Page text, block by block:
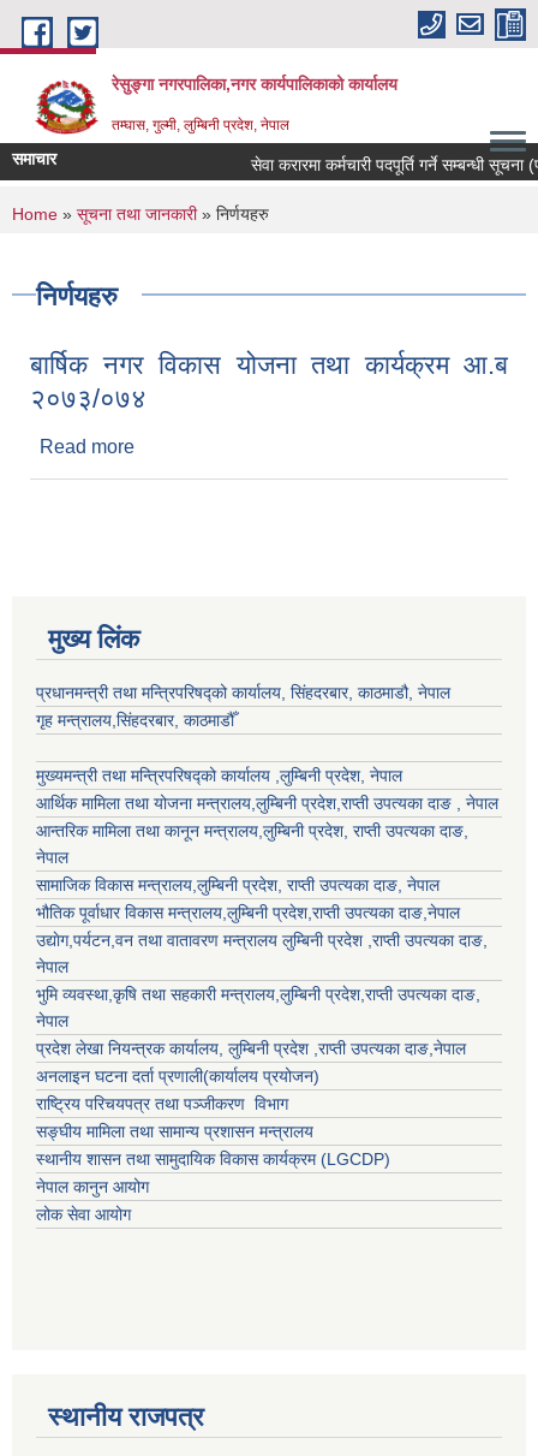
Skip to main content
रेसुङ्गा नगरपालिका,नगर कार्यपालिकाको कार्यालय
तम्घास, गुल्मी, लुम्बिनी प्रदेश, नेपाल
समाचार सेवा करारमा कर्मचारी पदपूर्ति गर्ने सम्बन्धी सूचना
You are here
Home » सूचना तथा जानकारी» निर्णयहरु
निर्णयहरु
बार्षिक नगर विकास योजना तथा कार्यक्रम आ.ब
२०७३/०७४
Read more
मुख्य लिंक
प्रधानमन्त्री तथा मन्त्रिपरिषद्को कार्यालय, सिंहदरबार, काठमाडौ, नेपाल
गृह मन्त्रालय,सिंहदरबार, काठमाडौँ
मुख्यमन्त्री तथा मन्त्रिपरिषद्को कार्यालय ,लुम्बिनी प्रदेश, नेपाल
आर्थिक मामिला तथा योजना मन्त्रालय,लुम्बिनी प्रदेश,राप्ती उपत्यका दाङ , नेपाल
आन्तरिक मामिला तथा कानून मन्त्रालय,लुम्बिनी प्रदेश, राप्ती उपत्यका दाङ,
नेपाल
सामाजिक विकास मन्त्रालय,लुम्बिनी प्रदेश, राप्ती उपत्यका दाङ, नेपाल
भौतिक पूर्वाधार विकास मन्त्रालय,लुम्बिनी प्रदेश,राप्ती उपत्यका दाङ,नेपाल
उद्याेग,पर्यटन,वन तथा वातावरण मन्त्रालय लुम्बिनी प्रदेश ,राप्ती उपत्यका दाङ,
नेपाल
भुमि व्यवस्था,कृषि तथा सहकारी मन्त्रालय,लुम्बिनी प्रदेश,राप्ती उपत्यका दाङ,
नेपाल
प्रदेश लेखा नियन्त्रक कार्यालय, लुम्बिनी प्रदेश ,राप्ती उपत्यका दाङ,नेपाल
अनलाइन घटना दर्ता प्रणाली(कार्यालय प्रयोजन)
राष्ट्रिय परिचयपत्र तथा पञ्जीकरण विभाग
सङ्घीय मामिला तथा सामान्य प्रशासन मन्त्रालय
स्थानीय शासन तथा सामुदायिक विकास कार्यक्रम (LGCDP)
नेपाल कानुन आयोग
लोक सेवा आयोग
स्थानीय राजपत्र